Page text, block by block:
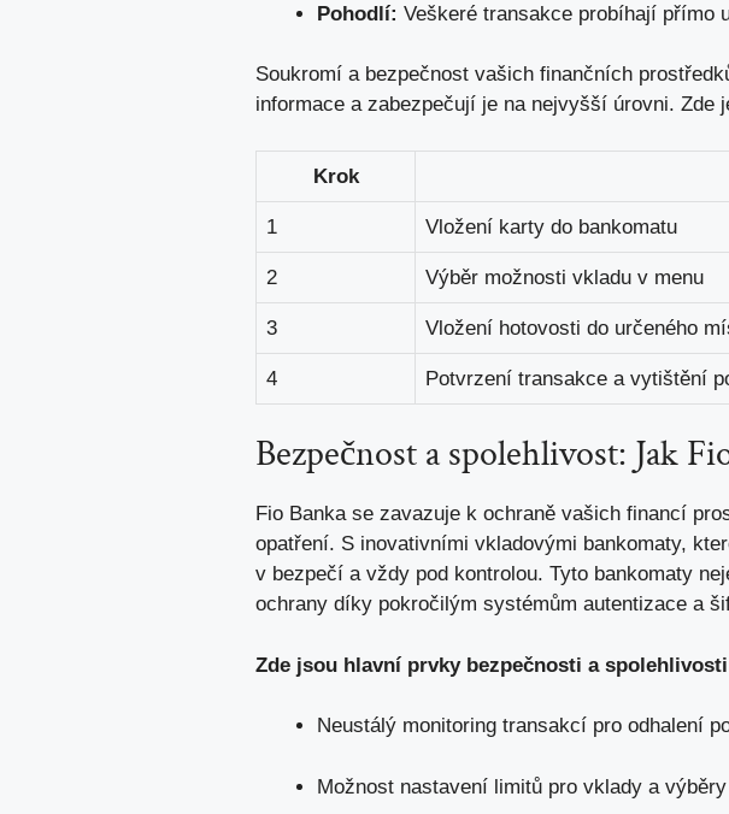
Pohodlí: Veškeré transakce probíhají přímo
Soukromí a bezpečnost vašich finančních
informace a zabezpečují je na nejvyšší úrovni. Zde
Krok
1 Vložení karty do bankomatu
2 Výběr možnosti vkladu v menu
3 Vložení hotovosti do určeného
4 Potvrzení transakce a vytištění
Bezpečnost a spolehlivost: Jak
Fio Banka se zavazuje k ochraně vašich financí
opatření. S inovativními vkladovými bankomaty,
v bezpečí a vždy pod kontrolou. Tyto bankomaty
ochrany díky pokročilým systémům autentizace a
Zde jsou hlavní prvky bezpečnosti a
Neustálý monitoring transakcí pro odhalení
Možnost nastavení limitů pro vklady a